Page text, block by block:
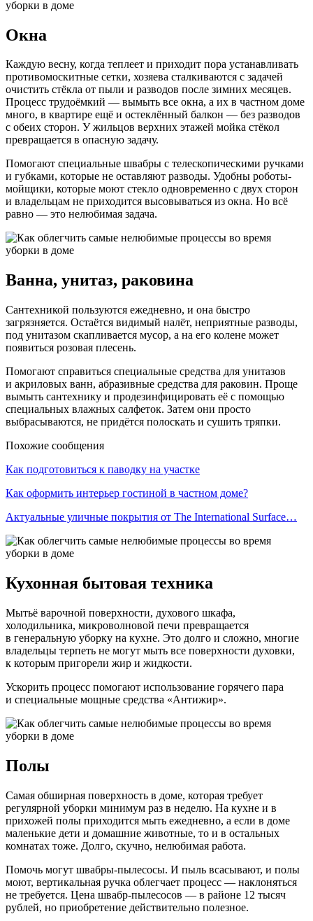
Окна
Каждую весну, когда теплеет и приходит пора устанавливать
противомоскитные сетки, хозяева сталкиваются с задачей
очистить стёкла от пыли и разводов после зимних месяцев.
Процесс трудоёмкий — вымыть все окна, а их в частном доме
много, в квартире ещё и остеклённый балкон — без разводов
с обеих сторон. У жильцов верхних этажей мойка стёкол
превращается в опасную задачу.
Помогают специальные швабры с телескопическими ручками
и губками, которые не оставляют разводы. Удобны роботы-
мойщики, которые моют стекло одновременно с двух сторон
и владельцам не приходится высовываться из окна. Но всё
равно — это нелюбимая задача.
Ванна, унитаз, раковина
Сантехникой пользуются ежедневно, и она быстро
загрязняется. Остаётся видимый налёт, неприятные разводы,
под унитазом скапливается мусор, а на его колене может
появиться розовая плесень.
Помогают справиться специальные средства для унитазов
и акриловых ванн, абразивные средства для раковин. Проще
вымыть сантехнику и продезинфицировать её с помощью
специальных влажных салфеток. Затем они просто
выбрасываются, не придётся полоскать и сушить тряпки.
Похожие сообщения
Как подготовиться к паводку на участке
Как оформить интерьер гостиной в частном доме?
Актуальные уличные покрытия от The International Surface…
Кухонная бытовая техника
Мытьё варочной поверхности, духового шкафа,
холодильника, микроволновой печи превращается
в генеральную уборку на кухне. Это долго и сложно, многие
владельцы терпеть не могут мыть все поверхности духовки,
к которым пригорели жир и жидкости.
Ускорить процесс помогают использование горячего пара
и специальные мощные средства «Антижир».
Полы
Самая обширная поверхность в доме, которая требует
регулярной уборки минимум раз в неделю. На кухне и в
прихожей полы приходится мыть ежедневно, а если в доме
маленькие дети и домашние животные, то и в остальных
комнатах тоже. Долго, скучно, нелюбимая работа.
Помочь могут швабры-пылесосы. И пыль всасывают, и полы
моют, вертикальная ручка облегчает процесс — наклоняться
не требуется. Цена швабр-пылесосов — в районе 12 тысяч
рублей, но приобретение действительно полезное.